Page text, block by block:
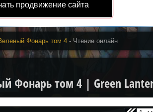
продвижение сайта
Фонарь том 4 - Чтение онлайн
Фонарь том 4 | Green